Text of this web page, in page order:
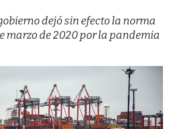
dejó sin efecto la norma
marzo de 2020 por la pandemia